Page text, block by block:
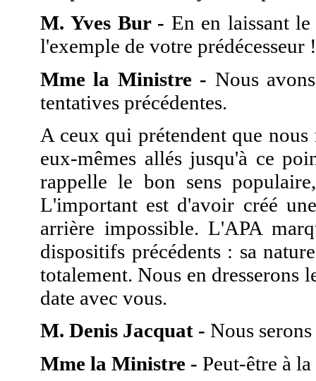
M. Yves Bur - En en laissant
l'exemple de votre prédécesseur !
Mme la Ministre - Nous
tentatives précédentes.
A ceux qui prétendent que nous
eux-mêmes allés jusqu'à ce
rappelle le bon sens
L'important est d'avoir créé
arrière impossible. L'APA
dispositifs précédents : sa
totalement. Nous en dresserons
date avec vous.
M. Denis Jacquat - Nous
Mme la Ministre - Peut-être à